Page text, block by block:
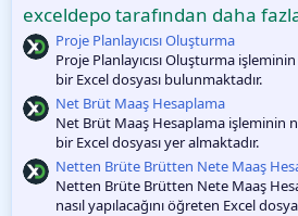
0
O
y
l
a
m
a
exceldepo tarafından daha
Proje Planlayıcısı Oluşturma
Proje Planlayıcısı Oluşturma
bir Excel dosyası bulunmaktadır.
Net Brüt Maaş Hesaplama
Net Brüt Maaş Hesaplama işleminin
bir Excel dosyası yer almaktadır.
Netten Brüte Brütten Nete Maaş
Netten Brüte Brütten Nete Maaş
nasıl yapılacağını öğreten Excel